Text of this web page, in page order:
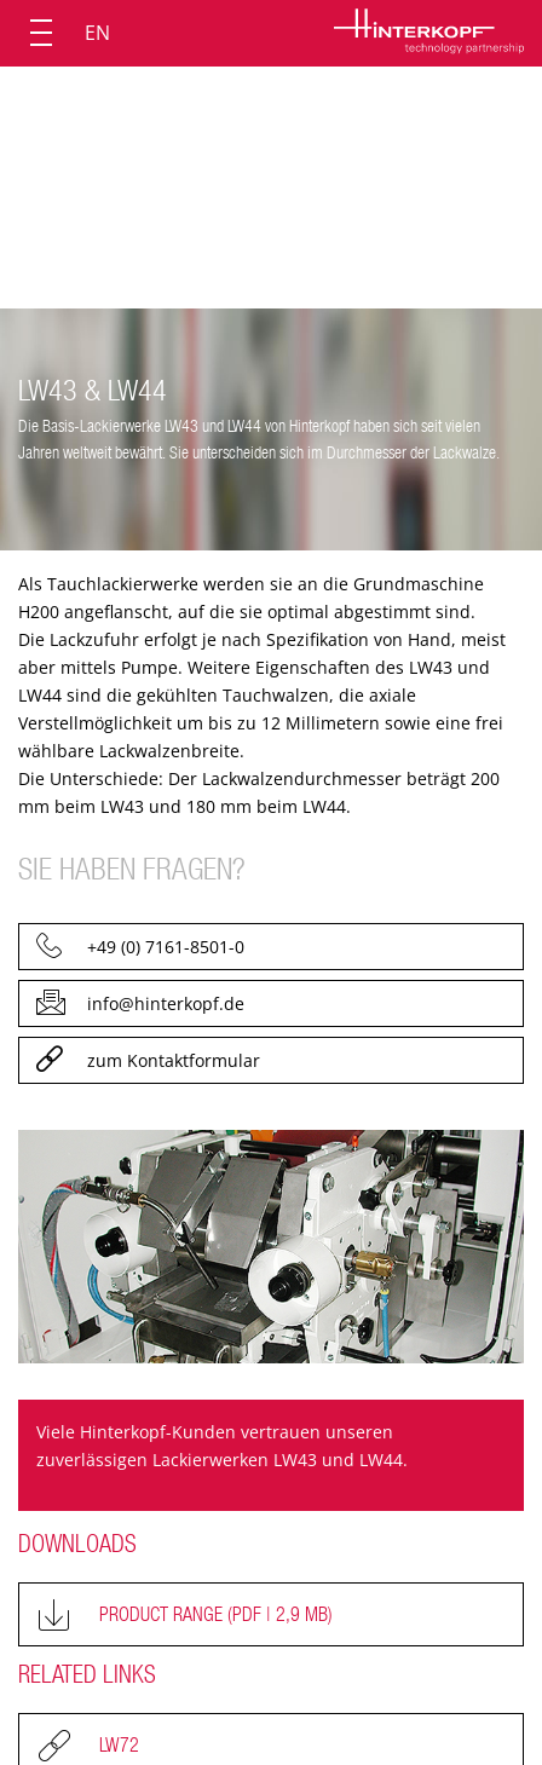
EN
LW43 & LW44
Die Basis-Lackierwerke LW43 und LW44 von Hinterkopf haben sich seit vielen
Jahren weltweit bewährt. Sie unterscheiden sich im Durchmesser der Lackwalze.
Als Tauchlackierwerke werden sie an die Grundmaschine
H200 angeflanscht, auf die sie optimal abgestimmt sind.
Die Lackzufuhr erfolgt je nach Spezifikation von Hand, meist
aber mittels Pumpe. Weitere Eigenschaften des LW43 und
LW44 sind die gekühlten Tauchwalzen, die axiale
Verstellmöglichkeit um bis zu 12 Millimetern sowie eine frei
wählbare Lackwalzenbreite.
Die Unterschiede: Der Lackwalzendurchmesser beträgt 200
mm beim LW43 und 180 mm beim LW44.
SIE HABEN FRAGEN?
+49 (0) 7161-8501-0
info@hinterkopf.de
zum Kontaktformular
Viele Hinterkopf-Kunden vertrauen unseren
zuverlässigen Lackierwerken LW43 und LW44.
DOWNLOADS
PRODUCT RANGE (PDF | 2,9 MB)
RELATED LINKS
LW72